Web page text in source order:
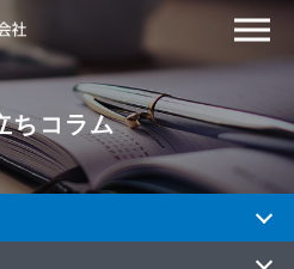
ちコラム